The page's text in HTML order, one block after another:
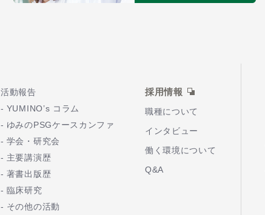
活動報告
YUMINO’s コラム
ゆみのPSGケースカンファ
学会・研究会
主要講演歴
著書出版歴
臨床研究
その他の活動
採用情報
職種について
インタビュー
働く環境について
Q&A